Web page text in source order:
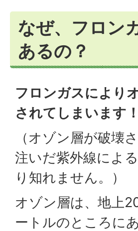
なぜ、フロン
あるの？
フロンガスにより
されてしまいます！
（オゾン層が破壊
注いだ紫外線によ
り知れません。）
オゾン層は、地上
ートルのところに